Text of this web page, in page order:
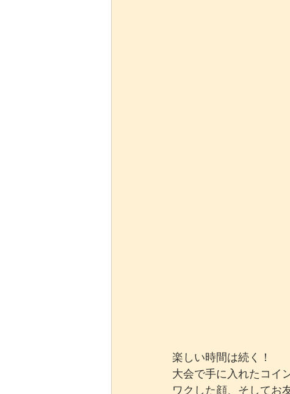
楽しい時間は続く！
大会で手に入れたコイ
ワクした顔、そしてお